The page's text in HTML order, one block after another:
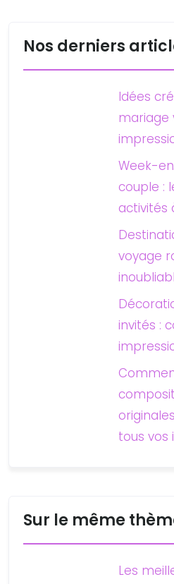
Nos derniers
Idées
mariage
Week-
couple :
activités
voyage
invités :
tous vos
Sur le même
Les